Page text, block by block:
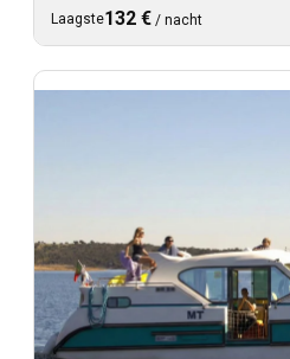
Laagste132 € / nacht